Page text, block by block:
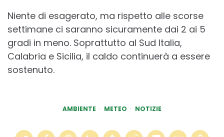
Niente di esagerato, ma rispetto alle scorse
settimane ci saranno sicuramente dai 2 ai 5
gradi in meno. Soprattutto al Sud Italia,
Calabria e Sicilia, il caldo continuerà a essere
sostenuto.
AMBIENTE METEO NOTIZIE